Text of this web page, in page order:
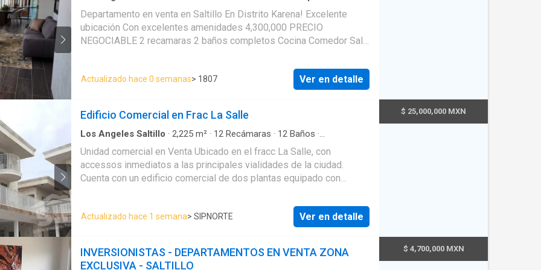
Departamento en venta en Saltillo En Distrito Karena! Excelente
ubicación Con excelentes amenidades 4,300,000 PRECIO
NEGOCIABLE 2 recamaras 2 baños completos Cocina Comedor Sala
Actualizado hace 0 semanas> 1807 Ver en detalle
Edificio Comercial en Frac La Salle
Los Angeles Saltillo · 2,225 m² · 12 Recámaras · 12 Baños ·
Unidad comercial en Venta Ubicado en el fracc La Salle, con
accessos inmediatos a las principales vialidades de la ciudad.
Cuenta con un edificio comercial de dos plantas equipado con
de una planta con dos oficinas amplias y area de recepcion.
Complejo de departamentos (12) modernos y equipados como
INMOBILIARIA. La plena satisfacción de calidad y servicio de los
Actualizado hace 1 semana> SIPNORTE Ver en detalle
$ 25,000,000 MXN
INVERSIONISTAS - DEPARTAMENTOS EN VENTA ZONA
EXCLUSIVA - SALTILLO
$ 4,700,000 MXN